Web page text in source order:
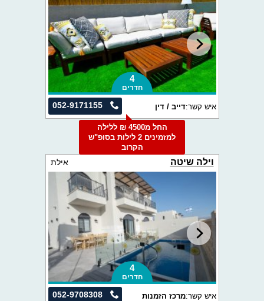
4
חדרים
052-9171155 איש קשר:דייב / דין
החל מ4500 ₪ ללילה
למזמינים 2 לילות בסופ"ש
הקרוב
וילה שיטה אילת
4
חדרים
052-9708308 איש קשר:מרכז הזמנות